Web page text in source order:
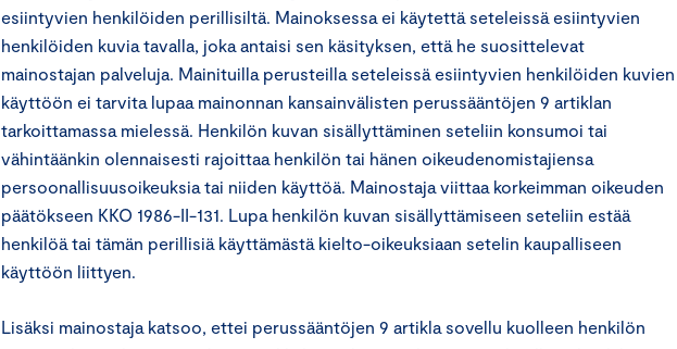
esiintyvien henkilöiden perillisiltä. Mainoksessa ei käytettä seteleissä esiintyvien
henkilöiden kuvia tavalla, joka antaisi sen käsityksen, että he suosittelevat
mainostajan palveluja. Mainituilla perusteilla seteleissä esiintyvien henkilöiden kuvien
käyttöön ei tarvita lupaa mainonnan kansainvälisten perussääntöjen 9 artiklan
tarkoittamassa mielessä. Henkilön kuvan sisällyttäminen seteliin konsumoi tai
vähintäänkin olennaisesti rajoittaa henkilön tai hänen oikeudenomistajiensa
persoonallisuusoikeuksia tai niiden käyttöä. Mainostaja viittaa korkeimman oikeuden
päätökseen KKO 1986-II-131. Lupa henkilön kuvan sisällyttämiseen seteliin estää
henkilöä tai tämän perillisiä käyttämästä kielto-oikeuksiaan setelin kaupalliseen
käyttöön liittyen.
Lisäksi mainostaja katsoo, ettei perussääntöjen 9 artikla sovellu kuolleen henkilön